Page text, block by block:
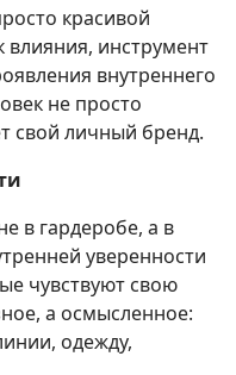
красивой
влияния, инструмент
внутреннего
не просто
свой личный бренд.
в гардеробе, а в
уверенности
чувствуют свою
а осмысленное:
одежду,